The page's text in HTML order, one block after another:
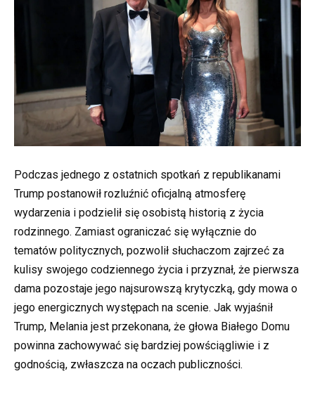
Podczas jednego z ostatnich spotkań z republikanami
Trump postanowił rozluźnić oficjalną atmosferę
wydarzenia i podzielił się osobistą historią z życia
rodzinnego. Zamiast ograniczać się wyłącznie do
tematów politycznych, pozwolił słuchaczom zajrzeć za
kulisy swojego codziennego życia i przyznał, że pierwsza
dama pozostaje jego najsurowszą krytyczką, gdy mowa o
jego energicznych występach na scenie. Jak wyjaśnił
Trump, Melania jest przekonana, że głowa Białego Domu
powinna zachowywać się bardziej powściągliwie i z
godnością, zwłaszcza na oczach publiczności.